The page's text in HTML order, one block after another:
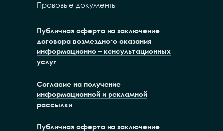
Публичная оферта на заключение
договора возмездного оказания
информационно – консультационных
услуг
Публичная оферта на заключение
Согласие на получение
информационной и рекламной
рассылки
Правовые документы